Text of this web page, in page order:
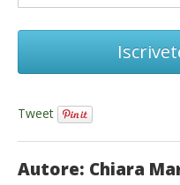
Tweet
Autore: Chiara